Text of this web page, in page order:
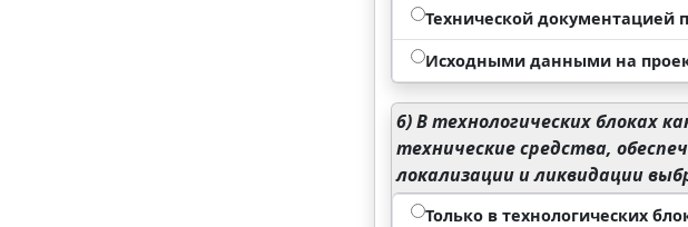
Технической документацией
Исходными данными на
6)В технологических блоках
технические средства,
локализации и ликвидации
Только в технологических